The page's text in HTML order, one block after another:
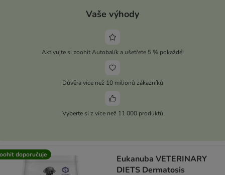
Vaše výhody
Aktivujte si zoohit Autobalík a ušetřete 5 % pokaždé!
Důvěra více než 10 milionů zákazníků
Vyberte si z více než 11 000 produktů
doporučuje
Eukanuba VETERINARY
DIETS Dermatosis